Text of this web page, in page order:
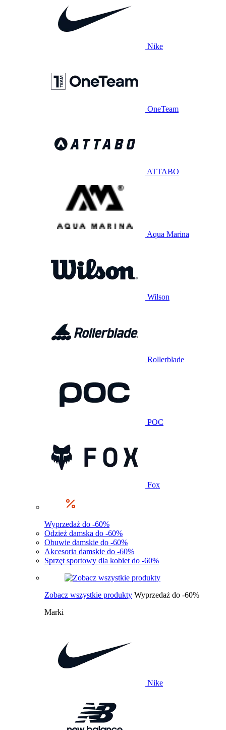
Nike
OneTeam
ATTABO
Aqua Marina
Wilson
Rollerblade
POC
Fox
Wyprzedaż do -60%
Odzież damska do -60%
Obuwie damskie do -60%
Akcesoria damskie do -60%
Sprzęt sportowy dla kobiet do -60%
Zobacz wszystkie produkty Wyprzedaż do -60%
Marki
Nike